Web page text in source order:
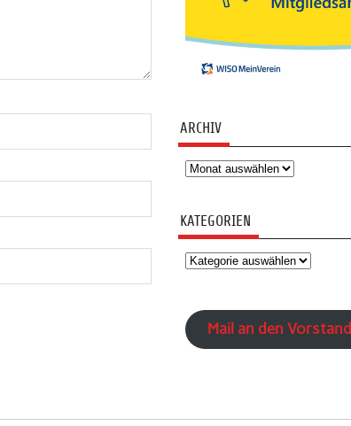
ARCHIV
Archiv
KATEGORIEN
Kategorien
Mail an den Vorstand